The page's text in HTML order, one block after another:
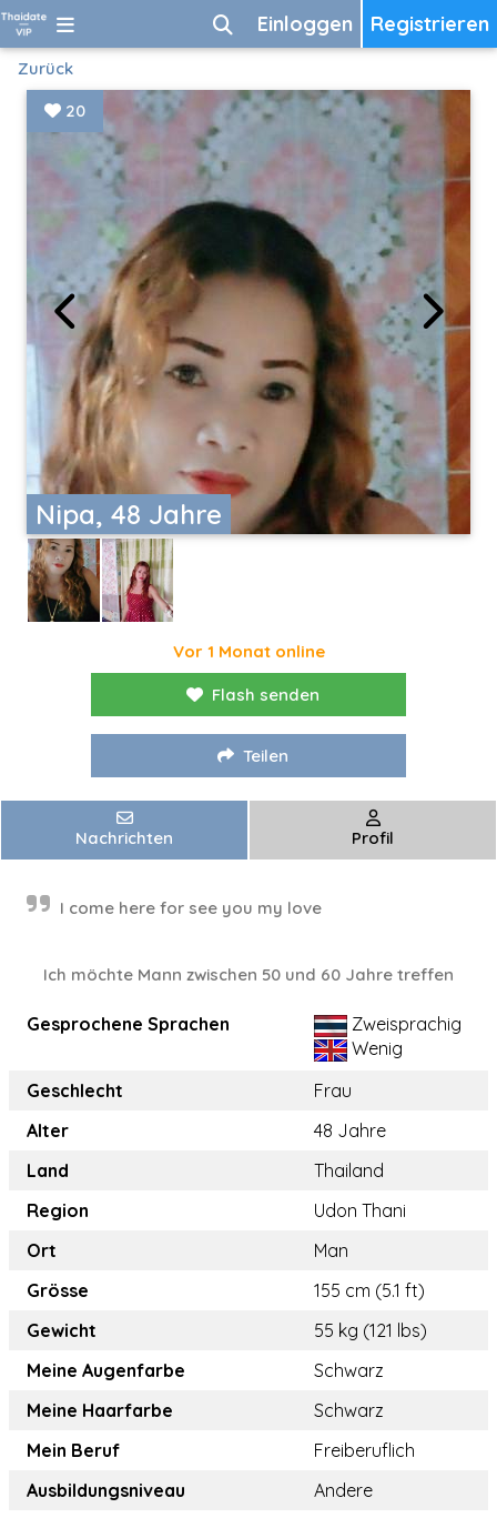
Registrieren
Einloggen
Zurück
Nipa, 48 Jahre
20
Vor 1 Monat online
Flash senden
Teilen
Nachrichten Profil
I come here for see you my love
Ich möchte Mann zwischen 50 und 60 Jahre treffen
Gesprochene Sprachen
Zweisprachig
Wenig
Geschlecht
Frau
Alter
48 Jahre
Land
Thailand
Region
Udon Thani
Ort
Man
Grösse
155 cm (5.1 ft)
Gewicht
55 kg (121 lbs)
Meine Augenfarbe
Schwarz
Meine Haarfarbe
Schwarz
Mein Beruf
Freiberuflich
Ausbildungsniveau
Andere